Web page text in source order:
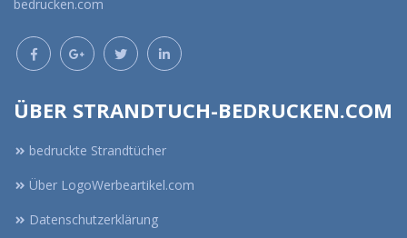
bedrucken.com
ÜBER STRANDTUCH-BEDRUCKEN.COM
bedruckte Strandtücher
Über LogoWerbeartikel.com
Datenschutzerklärung